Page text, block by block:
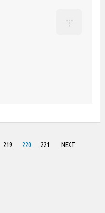
219 220 221 NEXT